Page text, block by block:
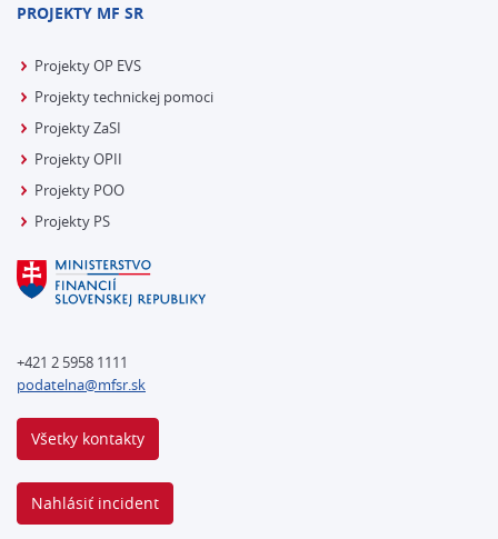
PROJEKTY MF SR
Projekty OP EVS
Projekty technickej pomoci
Projekty ZaSI
Projekty OPII
Projekty POO
Projekty PS
+421 2 5958 1111
podatelna@mfsr.sk
Všetky kontakty
Nahlásiť incident